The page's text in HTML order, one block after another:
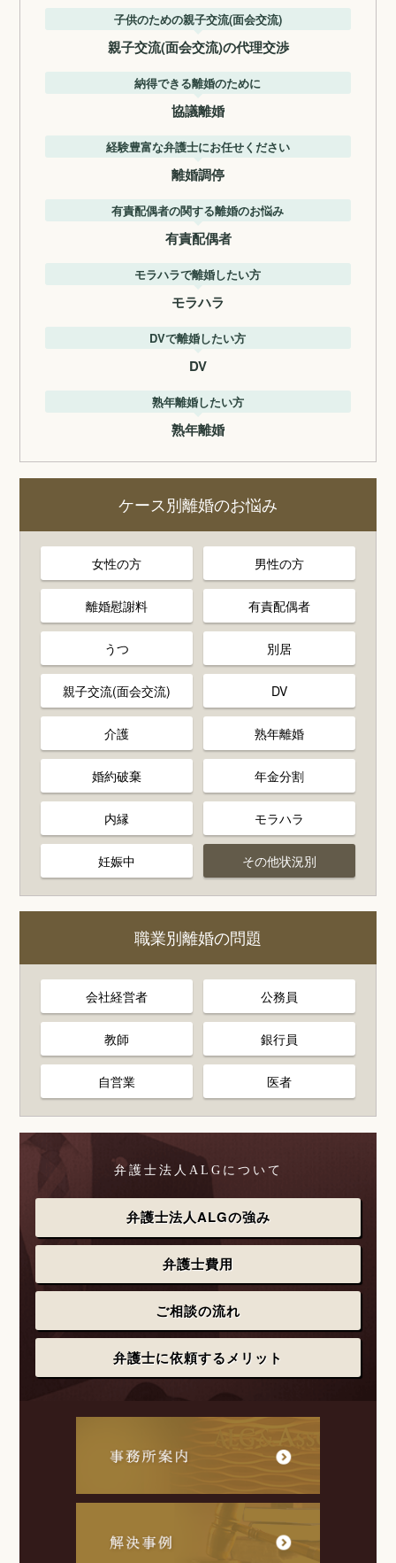
子供のための親子交流(面会交流)
親子交流(面会交流)の代理交渉
納得できる離婚のために
協議離婚
経験豊富な弁護士にお任せください
離婚調停
有責配偶者の関する離婚のお悩み
有責配偶者
モラハラで離婚したい方
モラハラ
DVで離婚したい方
DV
熟年離婚したい方
熟年離婚
ケース別離婚のお悩み
女性の方 男性の方
離婚慰謝料 有責配偶者
うつ 別居
親子交流(面会交流) DV
介護 熟年離婚
婚約破棄 年金分割
内縁 モラハラ
妊娠中 その他状況別
職業別離婚の問題
会社経営者 公務員
教師 銀行員
自営業 医者
弁護士法人ALGについて
弁護士法人ALGの強み
弁護士費用
ご相談の流れ
弁護士に依頼するメリット